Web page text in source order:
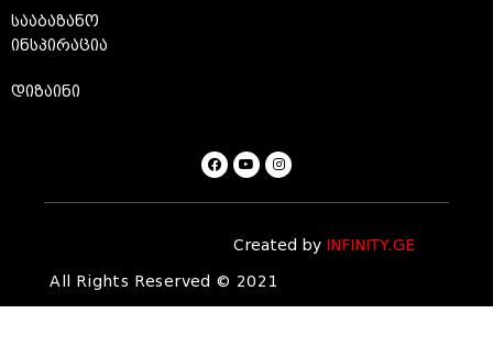
სააბაზანო
ინსპირაცია
დიზაინი
Created by INFINITY.GE
All Rights Reserved © 2021